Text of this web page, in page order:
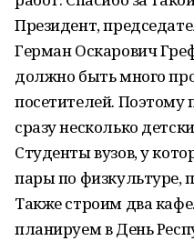
Президент,
Герман Оскарович
должно быть много
посетителей. Поэтому
сразу несколько
Студенты вузов, у
пары по физкультуре,
Также строим два
планируем в День